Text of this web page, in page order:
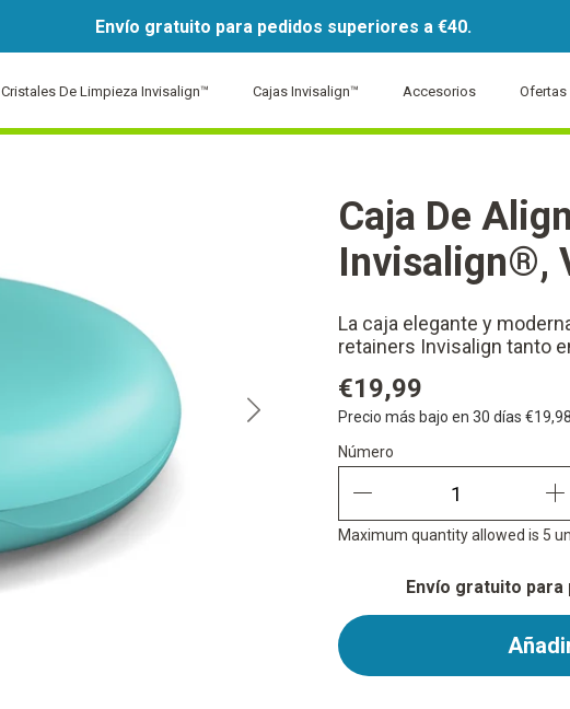
Envío gratuito para pedidos superiores a €40.
Cristales De Limpieza Invisalign™ Cajas Invisalign™ Accesorios
Ofertas
Caja De
Invisalign®,
La caja elegante y
retainers Invisalign tanto
€19,99
Precio más bajo en 30 días €19,98
Número
Número
Maximum quantity allowed is 5
Envío gratuito